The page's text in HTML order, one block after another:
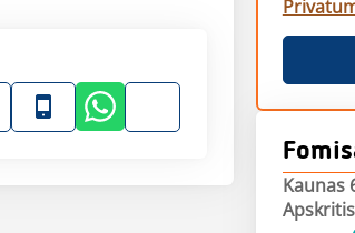
Kaunas